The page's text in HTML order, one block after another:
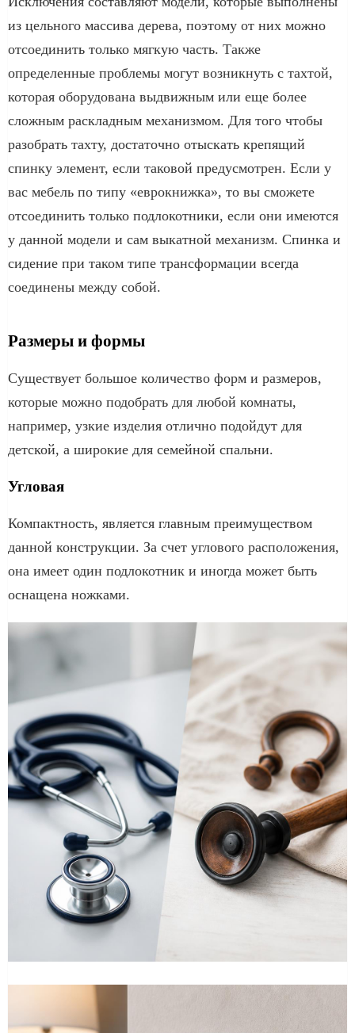
из цельного массива дерева, поэтому от них можно
отсоединить только мягкую часть. Также
определенные проблемы могут возникнуть с тахтой,
которая оборудована выдвижным или еще более
сложным раскладным механизмом. Для того чтобы
разобрать тахту, достаточно отыскать крепящий
спинку элемент, если таковой предусмотрен. Если у
вас мебель по типу «еврокнижка», то вы сможете
отсоединить только подлокотники, если они имеются
у данной модели и сам выкатной механизм. Спинка и
сидение при таком типе трансформации всегда
соединены между собой.
Размеры и формы
Существует большое количество форм и размеров,
которые можно подобрать для любой комнаты,
например, узкие изделия отлично подойдут для
детской, а широкие для семейной спальни.
Угловая
Компактность, является главным преимуществом
данной конструкции. За счет углового расположения,
она имеет один подлокотник и иногда может быть
оснащена ножками.